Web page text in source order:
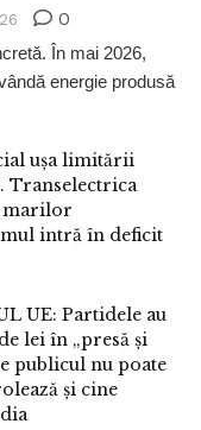
0
În mai 2026,
energie produsă
ușa limitării
Transelectrica
marilor
intră în deficit
UE: Partidele au
lei în „presă și
publicul nu poate
și cine